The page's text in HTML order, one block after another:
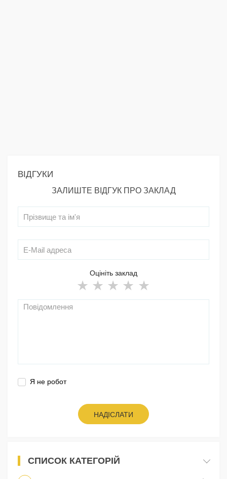
ВІДГУКИ
ЗАЛИШТЕ ВІДГУК ПРО ЗАКЛАД
Оцініть заклад
Я не робот
НАДІСЛАТИ
СПИСОК КАТЕГОРІЙ